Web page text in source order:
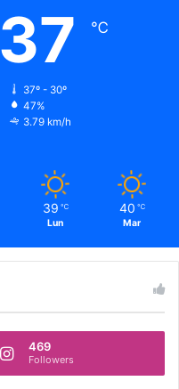
37 ℃
37º - 30º
47%
3.79 km/h
39 ℃
Lun
40 ℃
Mar
469
Followers